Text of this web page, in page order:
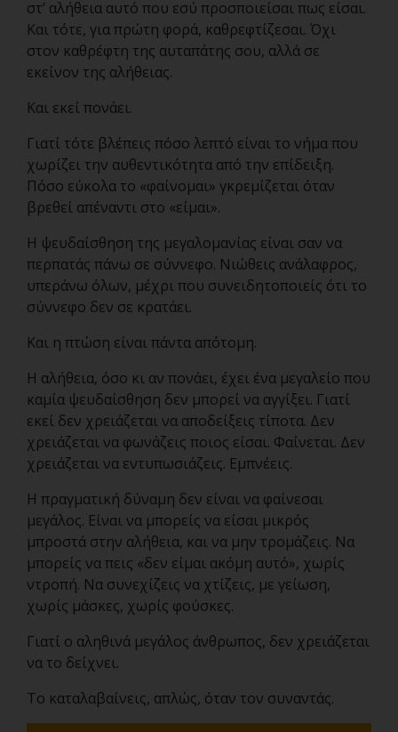
στ’ αλήθεια αυτό που εσύ προσποιείσαι πως είσαι.
Και τότε, για πρώτη φορά, καθρεφτίζεσαι. Όχι
στον καθρέφτη της αυταπάτης σου, αλλά σε
εκείνον της αλήθειας.
Και εκεί πονάει.
Γιατί τότε βλέπεις πόσο λεπτό είναι το νήμα που
χωρίζει την αυθεντικότητα από την επίδειξη.
Πόσο εύκολα το «φαίνομαι» γκρεμίζεται όταν
βρεθεί απέναντι στο «είμαι».
Η ψευδαίσθηση της μεγαλομανίας είναι σαν να
περπατάς πάνω σε σύννεφο. Νιώθεις ανάλαφρος,
υπεράνω όλων, μέχρι που συνειδητοποιείς ότι το
σύννεφο δεν σε κρατάει.
Και η πτώση είναι πάντα απότομη.
Η αλήθεια, όσο κι αν πονάει, έχει ένα μεγαλείο που
καμία ψευδαίσθηση δεν μπορεί να αγγίξει. Γιατί
εκεί δεν χρειάζεται να αποδείξεις τίποτα. Δεν
χρειάζεται να φωνάζεις ποιος είσαι. Φαίνεται. Δεν
χρειάζεται να εντυπωσιάζεις. Εμπνέεις.
Η πραγματική δύναμη δεν είναι να φαίνεσαι
μεγάλος. Είναι να μπορείς να είσαι μικρός
μπροστά στην αλήθεια, και να μην τρομάζεις. Να
μπορείς να πεις «δεν είμαι ακόμη αυτό», χωρίς
ντροπή. Να συνεχίζεις να χτίζεις, με γείωση,
χωρίς μάσκες, χωρίς φούσκες.
Γιατί ο αληθινά μεγάλος άνθρωπος, δεν χρειάζεται
να το δείχνει.
Το καταλαβαίνεις, απλώς, όταν τον συναντάς.